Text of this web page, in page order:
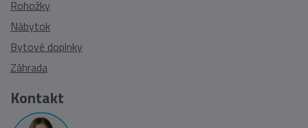
Rohožky
Nábytok
Bytové doplnky
Záhrada
Kontakt